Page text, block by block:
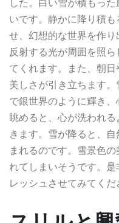
いです。静かに降り積
せ、幻想的な世界を作
反射する光が周囲を照
てくれます。また、朝
美しさが引き立ちます
で銀世界のように輝き
眺めると、心が洗われ
きます。雪が降ると、
まれるのです。雪景色
れてしまいそうです。
レッシュさせてみてくだ